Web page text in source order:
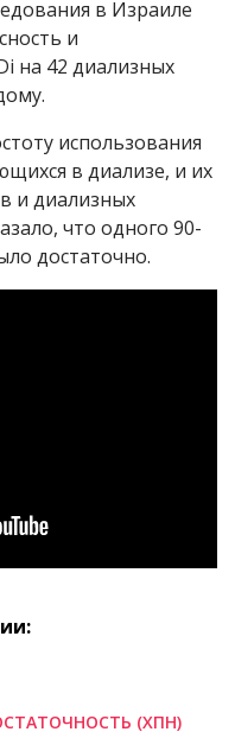
в Израиле
и
на 42 диализных
использования
в диализе, и их
и диализных
что одного 90-
достаточно.
(ХПН)